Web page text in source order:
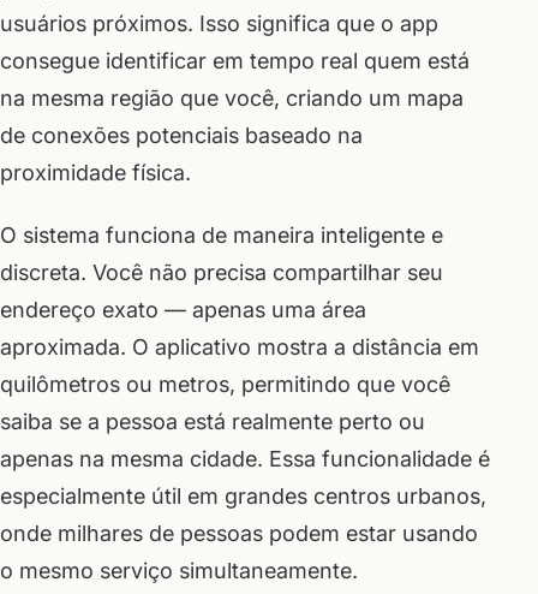
usuários próximos. Isso significa que o app
consegue identificar em tempo real quem está
na mesma região que você, criando um mapa
de conexões potenciais baseado na
proximidade física.
O sistema funciona de maneira inteligente e
discreta. Você não precisa compartilhar seu
endereço exato — apenas uma área
aproximada. O aplicativo mostra a distância em
quilômetros ou metros, permitindo que você
saiba se a pessoa está realmente perto ou
apenas na mesma cidade. Essa funcionalidade é
especialmente útil em grandes centros urbanos,
onde milhares de pessoas podem estar usando
o mesmo serviço simultaneamente.